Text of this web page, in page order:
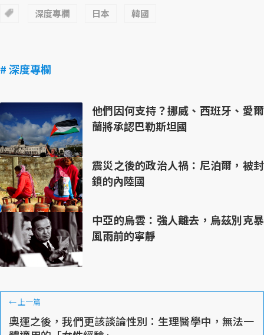
深度專欄 日本 韓國
# 深度專欄
他們因何支持？挪威、西班牙、愛爾
蘭將承認巴勒斯坦國
震災之後的政治人禍：尼泊爾，被封
鎖的內陸國
中亞的烏雲：強人離去，烏茲別克暴
風雨前的寧靜
←上一篇
奧運之後，我們更該談論性別：生理醫學中，無法一